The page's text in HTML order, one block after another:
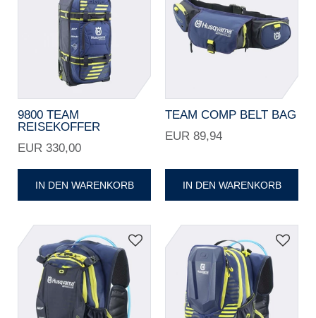
9800 TEAM
REISEKOFFER
EUR 330,00
IN DEN WARENKORB
TEAM COMP BELT BAG
EUR 89,94
IN DEN WARENKORB